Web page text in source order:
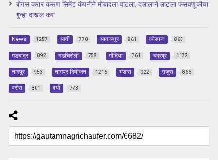
बोगस करार करूण सिमेंट कंपनीने मोबादला वाटला. दलालाने लाटला फसवणूकीचा
गुन्हा दाखल करा
News 1257 आर्वी 770 आवाळपुर 861 कोरपना 865
गडचांदुर 892 गडचिरोली 758 गोंदिया 761 चंद्रपूर 1172
नागपुर 953 नागपुर डिवीजन 1216 भंडारा 922 राजुरा 866
वरोरा 801 वर्धा 773